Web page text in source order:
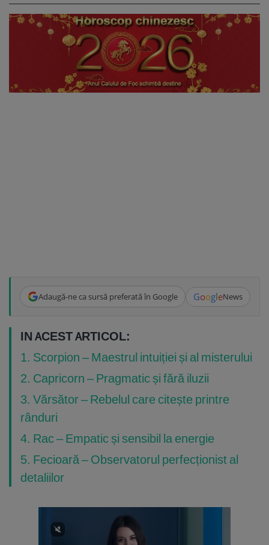
Adaugă-ne ca sursă preferată în Google GoogleNews
IN ACEST ARTICOL:
1. Scorpion – Maestrul intuiției și al misterului
2. Capricorn – Pragmatic și fără iluzii
3. Vărsător – Rebelul care citește printre
rânduri
4. Rac – Empatic și sensibil la energie
5. Fecioară – Observatorul perfecționist al
detaliilor